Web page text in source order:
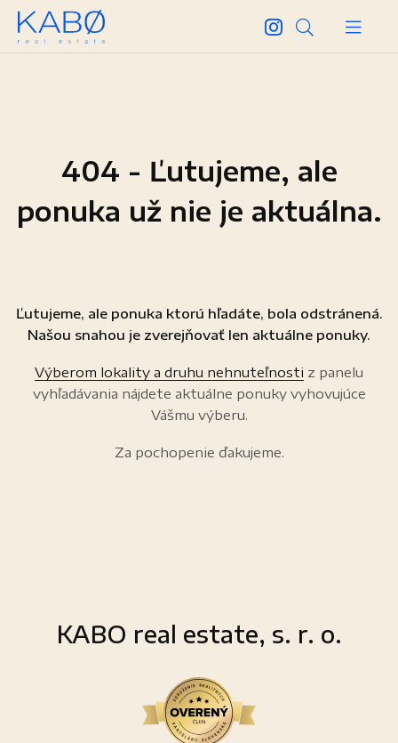
404 - Ľutujeme, ale
ponuka už nie je aktuálna.
Ľutujeme, ale ponuka ktorú hľadáte, bola odstránená.
Našou snahou je zverejňovať len aktuálne ponuky.
Výberom lokality a druhu nehnuteľnosti z panelu
vyhľadávania nájdete aktuálne ponuky vyhovujúce
Vášmu výberu.
Za pochopenie ďakujeme.
KABO real estate, s. r. o.